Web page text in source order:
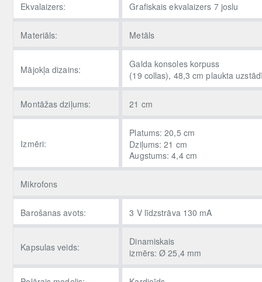
Ekvalaizers: Grafiskais ekvalaizers 7 joslu
Materiāls: Metāls
Mājokļa dizains:
Galda konsoles korpuss
(19 collas), 48,3 cm plaukta
Montāžas dziļums: 21 cm
Izmēri:
Platums: 20,5 cm
Dziļums: 21 cm
Augstums: 4,4 cm
Mikrofons
Barošanas avots: 3 V līdzstrāva 130 mA
Kapsulas veids:
Dinamiskais
izmērs: Ø 25,4 mm